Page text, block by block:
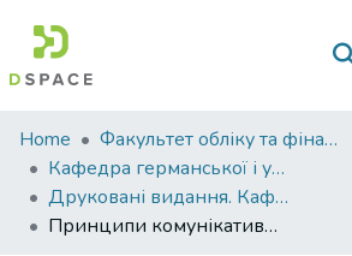
Communities
&
Collections
All of DSpace
Home
Факультет обліку та фінансів
Кафедра германської і української філології
Друковані видання. Кафедра германської і української філології
Принципи комунікативного навчання іноземної мови за професійним спрямуванням.